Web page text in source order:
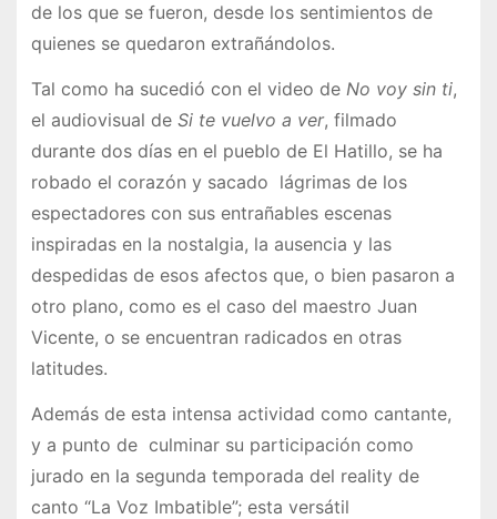
de los que se fueron, desde los sentimientos de
quienes se quedaron extrañándolos.
Tal como ha sucedió con el video de No voy sin ti,
el audiovisual de Si te vuelvo a ver, filmado
durante dos días en el pueblo de El Hatillo, se ha
robado el corazón y sacado lágrimas de los
espectadores con sus entrañables escenas
inspiradas en la nostalgia, la ausencia y las
despedidas de esos afectos que, o bien pasaron a
otro plano, como es el caso del maestro Juan
Vicente, o se encuentran radicados en otras
latitudes.
Además de esta intensa actividad como cantante,
y a punto de culminar su participación como
jurado en la segunda temporada del reality de
canto “La Voz Imbatible”; esta versátil